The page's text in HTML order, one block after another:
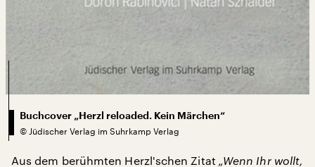
Buchcover „Herzl reloaded. Kein Märchen“
© Jüdischer Verlag im Suhrkamp Verlag
Aus dem berühmten Herzl'schen Zitat „Wenn Ihr wollt,